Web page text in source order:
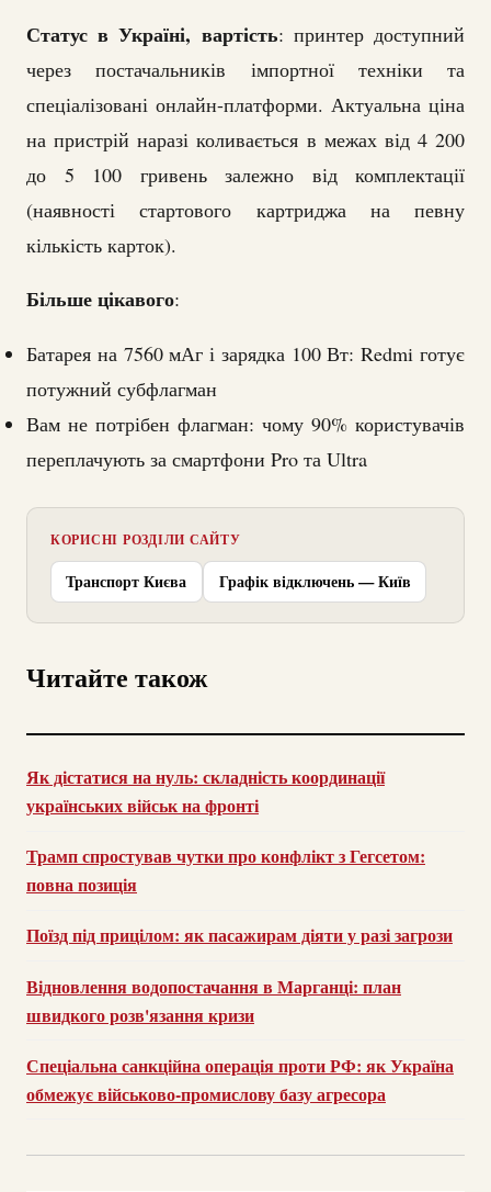
Статус в Україні, вартість: принтер доступний
через постачальників імпортної техніки та
спеціалізовані онлайн-платформи. Актуальна ціна
на пристрій наразі коливається в межах від 4 200
до 5 100 гривень залежно від комплектації
(наявності стартового картриджа на певну
кількість карток).
Більше цікавого:
Батарея на 7560 мАг і зарядка 100 Вт: Redmi готує
потужний субфлагман
Вам не потрібен флагман: чому 90% користувачів
переплачують за смартфони Pro та Ultra
КОРИСНІ РОЗДІЛИ САЙТУ
Транспорт Києва Графік відключень — Київ
Читайте також
Як дістатися на нуль: складність координації
українських військ на фронті
Трамп спростував чутки про конфлікт з Гегсетом:
повна позиція
Поїзд під прицілом: як пасажирам діяти у разі загрози
Відновлення водопостачання в Марганці: план
швидкого розв'язання кризи
Спеціальна санкційна операція проти РФ: як Україна
обмежує військово-промислову базу агресора